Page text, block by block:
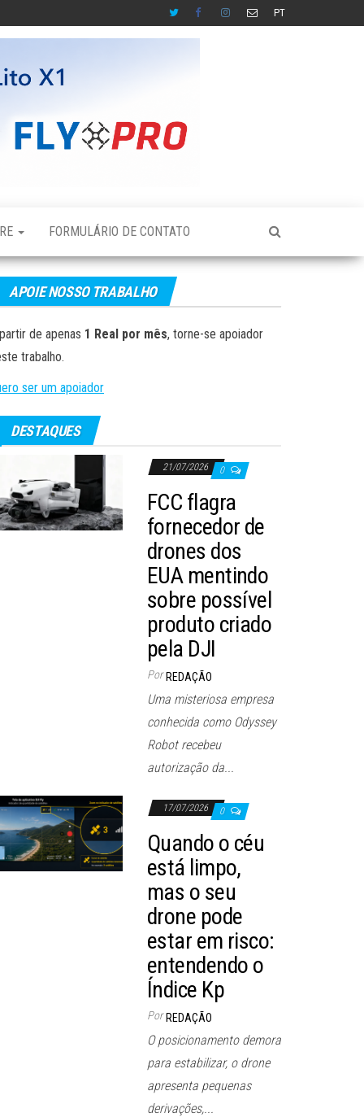
PT
FORMULÁRIO DE CONTATO
APOIE NOSSO TRABALHO
de apenas 1 Real por mês, torne-se apoiador
trabalho.
ser um apoiador
DESTAQUES
21/07/2026 0
FCC flagra
fornecedor de
drones dos
EUA mentindo
sobre possível
produto criado
pela DJI
Por REDAÇÃO
Uma misteriosa empresa
conhecida como Odyssey
Robot recebeu
autorização da...
17/07/2026 0
Quando o céu
está limpo,
mas o seu
drone pode
estar em risco:
entendendo o
Índice Kp
Por REDAÇÃO
O posicionamento demora
para estabilizar, o drone
apresenta pequenas
derivações,...